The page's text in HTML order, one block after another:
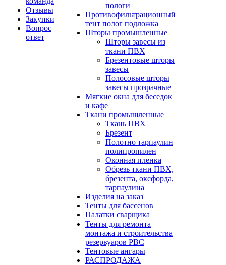
Отзывы
Закупки
Вопрос
ответ
пологи
Противофильтрационный
тент полог подложка
Шторы промышленные
Шторы завесы из
ткани ПВХ
Брезентовые шторы
завесы
Полосовые шторы
завесы прозрачные
Мягкие окна для беседок
и кафе
Ткани промышленные
Ткань ПВХ
Брезент
Полотно тарпаулин
полипропилен
Оконная пленка
Обрезь ткани ПВХ,
брезента, оксфорда,
тарпаулина
Изделия на заказ
Тенты для бассенов
Палатки сварщика
Тенты для ремонта
монтажа и строительства
резервуаров РВС
Тентовые ангары
РАСПРОДАЖА